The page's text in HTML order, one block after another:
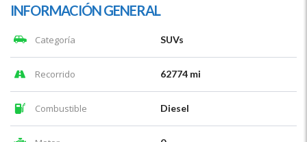
INFORMACIÓN GENERAL
Categoría SUVs
Recorrido 62774 mi
Combustible Diesel